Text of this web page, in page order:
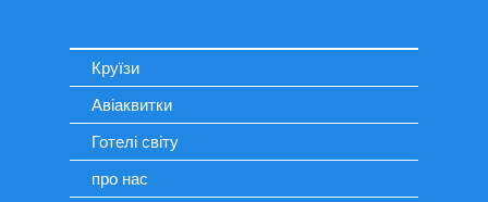
Круїзи
Авіаквитки
Готелі світу
про нас